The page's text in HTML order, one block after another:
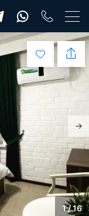
1 / 16